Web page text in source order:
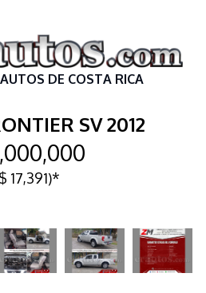
DE COSTA RICA
SV 2012
17,391)*